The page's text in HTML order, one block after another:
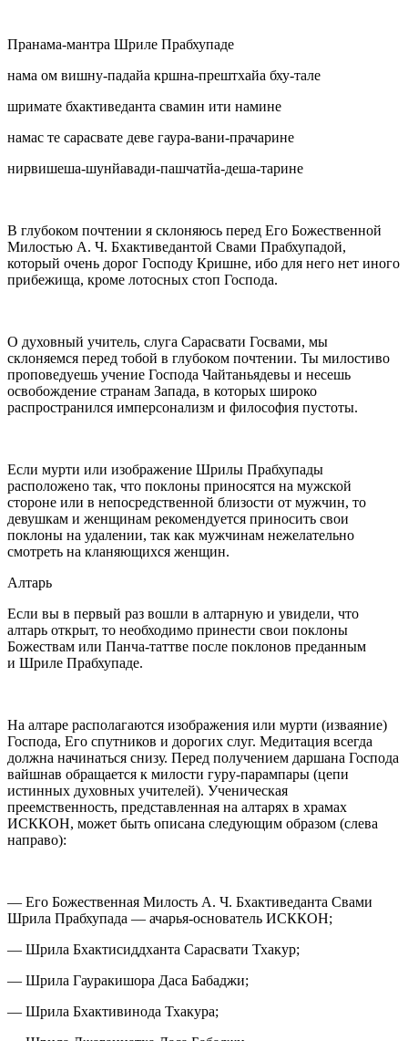
Пранама-мантра Шриле Прабхупаде
нама ом вишну-падайа кршна-прештхайа бху-тале
шримате бхактиведанта свамин ити намине
намас те сарасвате деве гаура-вани-прачарине
нирвишеша-шунйавади-пашчатйа-деша-тарине
В глубоком почтении я склоняюсь перед Его Божественной
Милостью А. Ч. Бхактиведантой Свами Прабхупадой,
который очень дорог Господу Кришне, ибо для него нет иного
прибежища, кроме лотосных стоп Господа.
О духовный учитель, слуга Сарасвати Госвами, мы
склоняемся перед тобой в глубоком почтении. Ты милостиво
проповедуешь учение Господа Чайтаньядевы и несешь
освобождение странам Запада, в которых широко
распространился имперсонализм и философия пустоты.
Если мурти или изображение Шрилы Прабхупады
расположено так, что поклоны приносятся на мужской
стороне или в непосредственной близости от мужчин, то
девушкам и женщинам рекомендуется приносить свои
поклоны на удалении, так как мужчинам нежелательно
смотреть на кланяющихся женщин.
Алтарь
Если вы в первый раз вошли в алтарную и увидели, что
алтарь открыт, то необходимо принести свои поклоны
Божествам или Панча-таттве после поклонов преданным
и Шриле Прабхупаде.
На алтаре располагаются изображения или мурти (изваяние)
Господа, Его спутников и дорогих слуг. Медитация всегда
должна начинаться снизу. Перед получением даршана Господа
вайшнав обращается к милости гуру-парампары (цепи
истинных духовных учителей). Ученическая
преемственность, представленная на алтарях в храмах
ИСККОН, может быть описана следующим образом (слева
направо):
— Его Божественная Милость А. Ч. Бхактиведанта Свами
Шрила Прабхупада — ачарья-основатель ИСККОН;
— Шрила Бхактисиддханта Сарасвати Тхакур;
— Шрила Гауракишора Даса Бабаджи;
— Шрила Бхактивинода Тхакура;